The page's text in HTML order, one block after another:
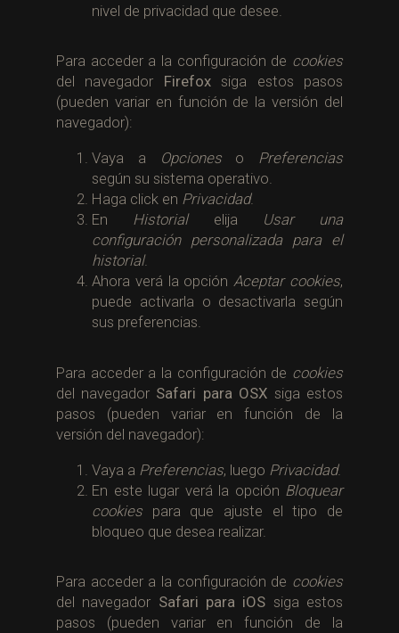
nivel de privacidad que desee.
Para acceder a la configuración de cookies
del navegador Firefoxsiga estos pasos
(pueden variar en función de la versión del
navegador):
Vaya a
Opcioneso Preferencias
según su sistema operativo.
Haga click en Privacidad.
En Historialelija
Usar una
configuración personalizada para el
historial.
Ahora verá la opciónAceptar cookies,
puede activarla o desactivarla según
sus preferencias.
Para acceder a la configuración de cookies
del navegador Safari para OSX siga estos
pasos (pueden variar en función de la
versión del navegador):
Vaya a Preferencias, luego Privacidad.
En este lugar verá la opción Bloquear
cookies para que ajuste el tipo de
bloqueo que desea realizar.
Para acceder a la configuración de cookies
del navegador Safari para iOS siga estos
pasos (pueden variar en función de la